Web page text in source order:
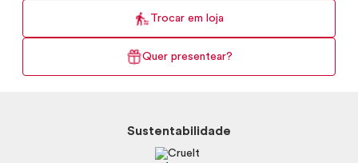
Trocar em loja
Quer presentear?
Sustentabilidade